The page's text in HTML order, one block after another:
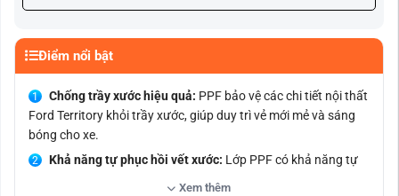
Điểm nổi bật
Chống trầy xước hiệu quả: PPF bảo vệ các chi tiết nội thất
Ford Territory khỏi trầy xước, giúp duy trì vẻ mới mẻ và sáng
bóng cho xe.
Khả năng tự phục hồi vết xước: Lớp PPF có khả năng tự
phục hồi các vết xước dăm, giúp giữ cho nội thất luôn hoàn
Xem thêm